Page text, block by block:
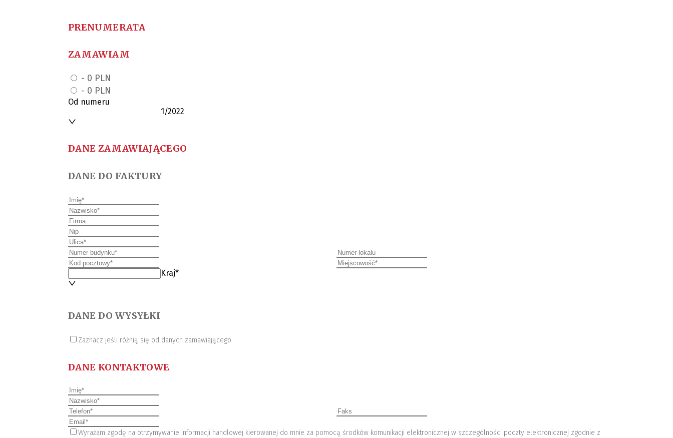
PRENUMERATA
ZAMAWIAM
- 0 PLN
- 0 PLN
Od numeru
1/2022
DANE ZAMAWIAJĄCEGO
DANE DO FAKTURY
Kraj*
DANE DO WYSYŁKI
Zaznacz jeśli różnią się od danych zamawiającego
DANE KONTAKTOWE
Wyrażam zgodę na otrzymywanie informacji handlowej kierowanej do mnie za pomocą środków komunikacji elektronicznej w szczególności poczty elektronicznej zgodnie z